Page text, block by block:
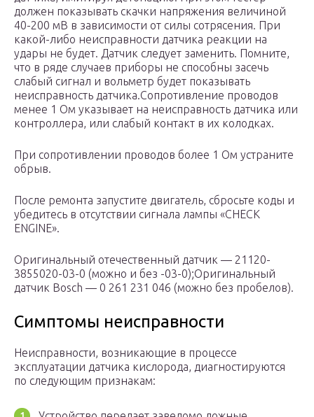
должен показывать скачки напряжения величиной
40-200 мВ в зависимости от силы сотрясения. При
какой-либо неисправности датчика реакции на
удары не будет. Датчик следует заменить. Помните,
что в ряде случаев приборы не способны засечь
слабый сигнал и вольметр будет показывать
неисправность датчика.Сопротивление проводов
менее 1 Ом указывает на неисправность датчика или
контроллера, или слабый контакт в их колодках.
При сопротивлении проводов более 1 Ом устраните
обрыв.
После ремонта запустите двигатель, сбросьте коды и
убедитесь в отсутствии сигнала лампы «CHECK
ENGINE».
Оригинальный отечественный датчик — 21120-
3855020-03-0 (можно и без -03-0);Оригинальный
датчик Bosch — 0 261 231 046 (можно без пробелов).
Симптомы неисправности
Неисправности, возникающие в процессе
эксплуатации датчика кислорода, диагностируются
по следующим признакам: